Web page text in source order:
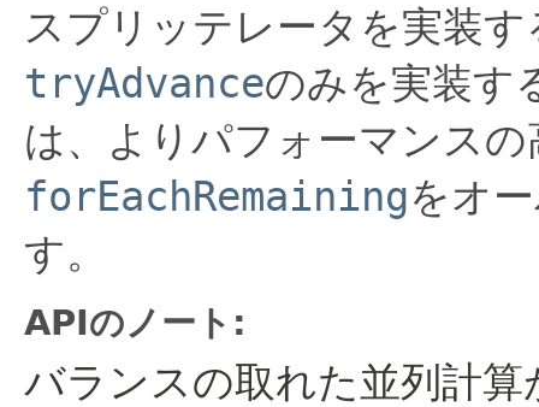
スプリッテレータを実装
tryAdvanceのみを実装す
は、よりパフォーマンス
forEachRemainingをオ
す。
APIのノート:
バランスの取れた並列計